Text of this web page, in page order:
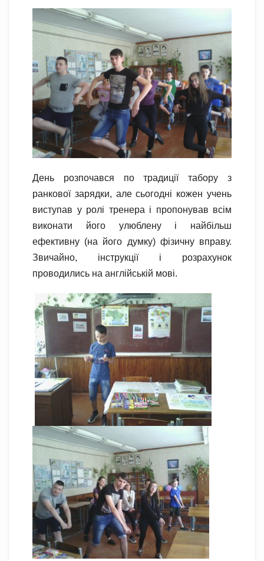
День розпочався по традиції табору з
ранкової зарядки, але сьогодні кожен учень
виступав у ролі тренера і пропонував всім
виконати його улюблену і найбільш
ефективну (на його думку) фізичну вправу.
Звичайно, інструкції і розрахунок
проводились на англійській мові.